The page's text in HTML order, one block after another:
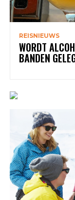
REISNIEUWS
WORDT
BANDEN